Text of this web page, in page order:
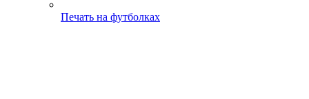
Печать на футболках